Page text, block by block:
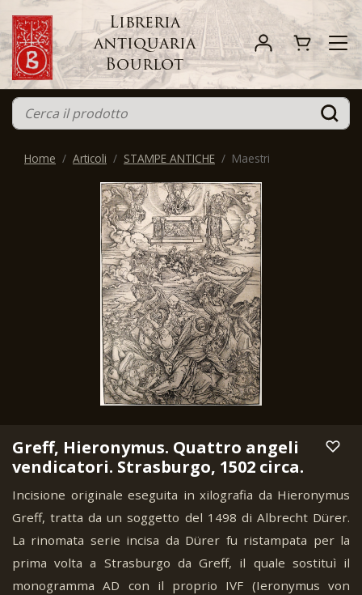
Libreria
antiquaria
Bourlot
Home Articoli STAMPE ANTICHE Maestri
Greff, Hieronymus. Quattro angeli
vendicatori. Strasburgo, 1502 circa.
Incisione originale eseguita in xilografia da Hieronymus
Greff, tratta da un soggetto del 1498 di Albrecht Dürer.
La rinomata serie incisa da Dürer fu ristampata per la
prima volta a Strasburgo da Greff, il quale sostituì il
monogramma AD con il proprio IVF (Ieronymus von